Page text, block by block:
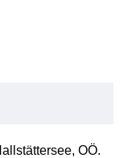
OÖ.